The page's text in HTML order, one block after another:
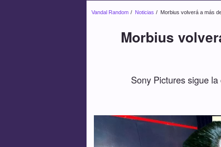
Vandal Random Noticias Morbius volverá a más
Morbius
Sony Pictures sigue